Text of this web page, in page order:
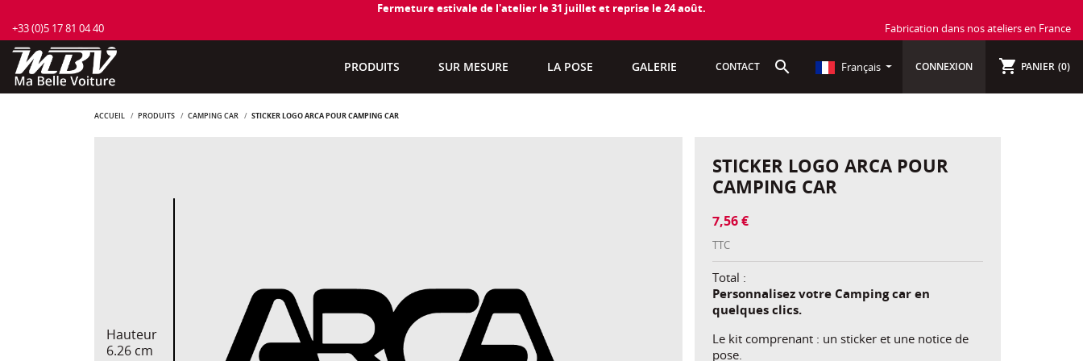
Fermeture estivale de l'atelier le 31 juillet et reprise le 24 août.
+33 (0)5 17 81 04 40
Fabrication dans nos ateliers en France
PRODUITS SUR MESURE LA POSE GALERIE CONTACT search Français CONNEXION shopping_cart PANIER (0)
ACCUEIL PRODUITS CAMPING CAR STICKER LOGO ARCA POUR CAMPING CAR
Hauteur
6.26 cm
STICKER LOGO ARCA POUR
CAMPING CAR
7,56 €
TTC
Total :
Personnalisez votre Camping car en
quelques clics.
Le kit comprenant : un sticker et une notice de
pose.